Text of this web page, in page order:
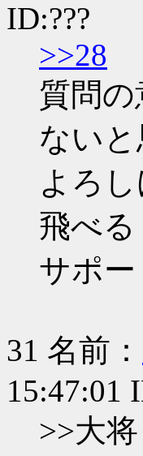
ID:???
>>28
質問
ないと
よろ
飛べる
サポ
31 名前：
15:47:01
>>大将